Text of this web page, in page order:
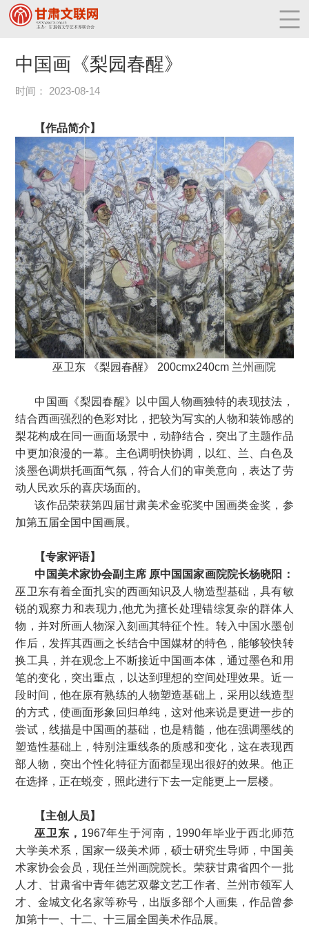
中国画《梨园春醒》
时间： 2023-08-14
【作品简介】
巫卫东 《梨园春醒》 200cmx240cm 兰州画院
中国画《梨园春醒》以中国人物画独特的表现技法，
结合西画强烈的色彩对比，把较为写实的人物和装饰感的
梨花构成在同一画面场景中，动静结合，突出了主题作品
中更加浪漫的一幕。主色调明快协调，以红、兰、白色及
淡墨色调烘托画面气氛，符合人们的审美意向，表达了劳
动人民欢乐的喜庆场面的。
该作品荣获第四届甘肃美术金驼奖中国画类金奖，参
加第五届全国中国画展。
【专家评语】
中国美术家协会副主席 原中国国家画院院长杨晓阳：
巫卫东有着全面扎实的西画知识及人物造型基础，具有敏
锐的观察力和表现力,他尤为擅长处理错综复杂的群体人
物，并对所画人物深入刻画其特征个性。转入中国水墨创
作后，发挥其西画之长结合中国媒材的特色，能够较快转
换工具，并在观念上不断接近中国画本体，通过墨色和用
笔的变化，突出重点，以达到理想的空间处理效果。近一
段时间，他在原有熟练的人物塑造基础上，采用以线造型
的方式，使画面形象回归单纯，这对他来说是更进一步的
尝试，线描是中国画的基础，也是精髓，他在强调墨线的
塑造性基础上，特别注重线条的质感和变化，这在表现西
部人物，突出个性化特征方面都呈现出很好的效果。他正
在选择，正在蜕变，照此进行下去一定能更上一层楼。
【主创人员】
巫卫东， 1967年生于河南，1990年毕业于西北师范
大学美术系，国家一级美术师，硕士研究生导师，中国美
术家协会会员，现任兰州画院院长。荣获甘肃省四个一批
人才、甘肃省中青年德艺双馨文艺工作者、兰州市领军人
才、金城文化名家等称号，出版多部个人画集，作品曾参
加第十一、十二、十三届全国美术作品展。